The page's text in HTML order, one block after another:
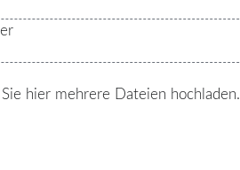
hier mehrere Dateien hochladen.